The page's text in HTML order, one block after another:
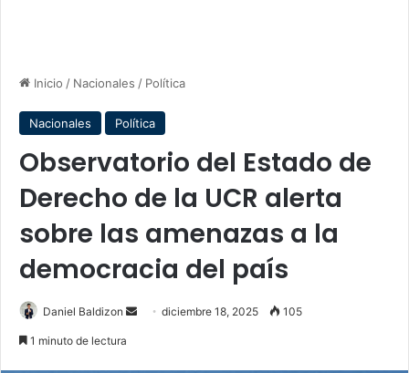
Inicio / Nacionales / Política
Nacionales Política
Observatorio del Estado de
Derecho de la UCR alerta
sobre las amenazas a la
democracia del país
Daniel Baldizon
Senddiciembre 18, 2025 105
1 minuto de lectura